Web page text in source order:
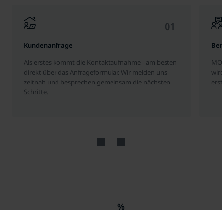
01
Kundenanfrage
Als erstes kommt die Kontaktaufnahme - am besten
direkt über das Anfrageformular. Wir melden uns
zeitnah und besprechen gemeinsam die nächsten
Schritte.
%